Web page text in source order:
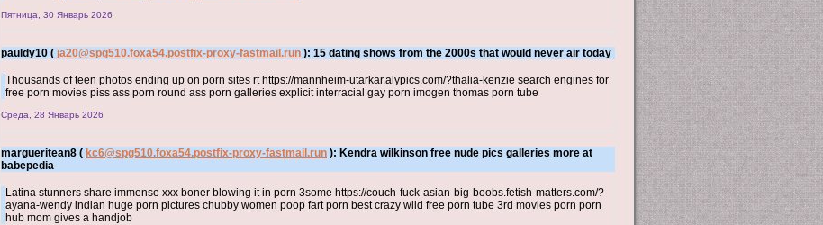
Пятница, 30 Январь 2026
pauldy10 ( ja20@spg510.foxa54.postfix-proxy-fastmail.run ): 15 dating shows from the 2000s that would never air today
Thousands of teen photos ending up on porn sites rt https://mannheim-utarkar.alypics.com/?thalia-kenzie search engines for
free porn movies piss ass porn round ass porn galleries explicit interracial gay porn imogen thomas porn tube
Среда, 28 Январь 2026
margueritean8 ( kc6@spg510.foxa54.postfix-proxy-fastmail.run ): Kendra wilkinson free nude pics galleries more at
babepedia
Latina stunners share immense xxx boner blowing it in porn 3some https://couch-fuck-asian-big-boobs.fetish-matters.com/?
ayana-wendy indian huge porn pictures chubby women poop fart porn best crazy wild free porn tube 3rd movies porn porn
hub mom gives a handjob